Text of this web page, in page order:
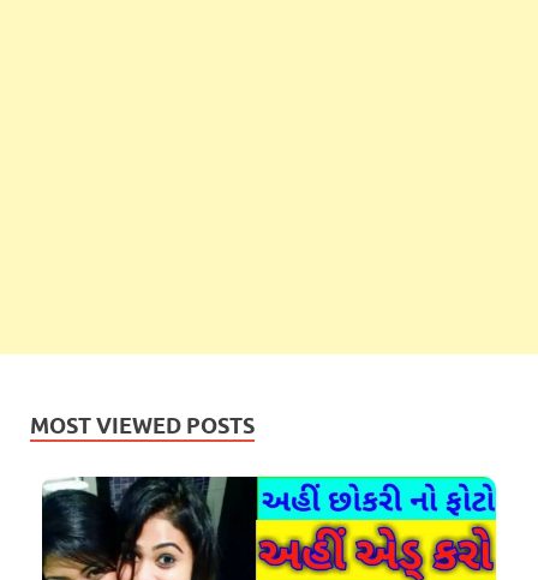
MOST VIEWED POSTS